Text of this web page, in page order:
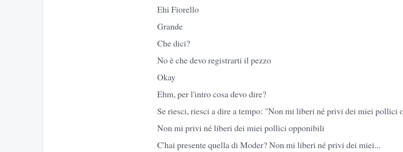
Ehi Fiorello
Grande
Che dici?
No è che devo registrarti il pezzo
Okay
Ehm, per l'intro cosa devo dire?
Se riesci, riesci a dire a tempo: "Non mi liberi né privi dei miei pollici
Non mi privi né liberi dei miei pollici opponibili
C'hai presente quella di Moder? Non mi liberi né privi dei miei...